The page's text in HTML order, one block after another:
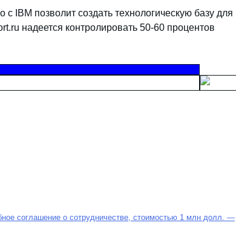
IBM позволит создать технологическую базу для
надеется контролировать 50-60 процентов
соглашение о сотрудничестве, стоимостью 1 млн долл. —